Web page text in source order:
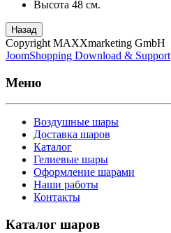
Высота 48 см.
Назад
Copyright MAXXmarketing GmbH
JoomShopping Download & Support
Меню
Воздушные шары
Доставка шаров
Каталог
Гелиевые шары
Оформление шарами
Наши работы
Контакты
Каталог шаров